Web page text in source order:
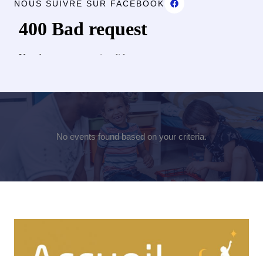
NOUS SUIVRE SUR FACEBOOK
No events found based on your criteria.